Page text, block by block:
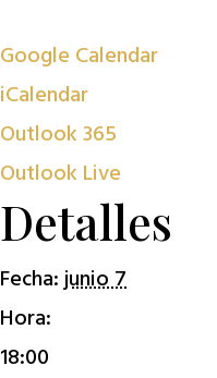
Google Calendar
iCalendar
Outlook 365
Outlook Live
Detalles
Fecha:junio 7
Hora:
18:00